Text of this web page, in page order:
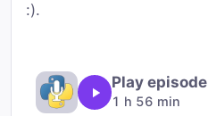
:).
Play episode
1 h 56 min